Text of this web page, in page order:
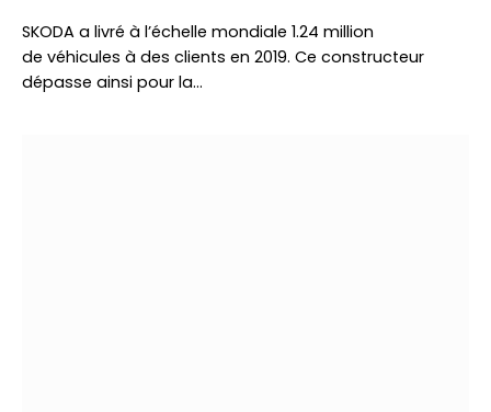
SKODA a livré à l’échelle mondiale 1.24 million
de véhicules à des clients en 2019. Ce constructeur
dépasse ainsi pour la…